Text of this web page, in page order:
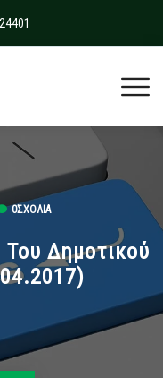
0ΣΧΌΛΙΑ
Του Δημοτικού